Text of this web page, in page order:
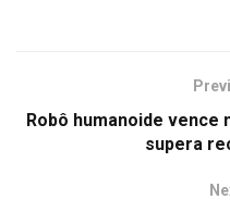
Robô humanoide vence
supera